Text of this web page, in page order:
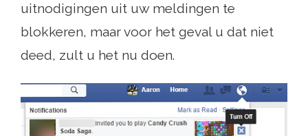
uitnodigingen uit uw meldingen te
blokkeren, maar voor het geval u dat niet
deed, zult u het nu doen.